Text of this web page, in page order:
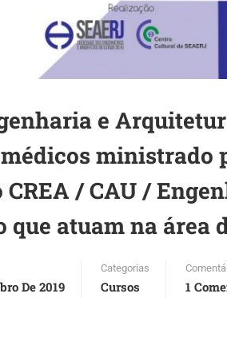
e
ministrado
/ CAU /
atuam na área
De 2019
Categorias
Cursos 1